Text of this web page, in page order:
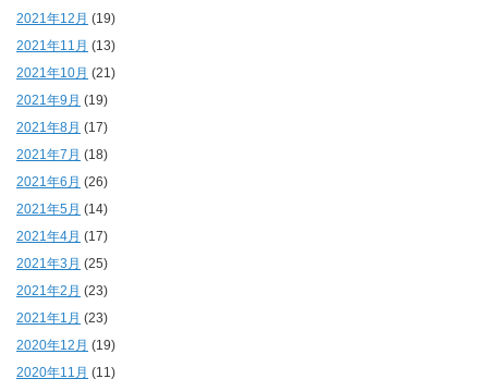
2021年12月 (19)
2021年11月 (13)
2021年10月 (21)
2021年9月 (19)
2021年8月 (17)
2021年7月 (18)
2021年6月 (26)
2021年5月 (14)
2021年4月 (17)
2021年3月 (25)
2021年2月 (23)
2021年1月 (23)
2020年12月 (19)
2020年11月 (11)